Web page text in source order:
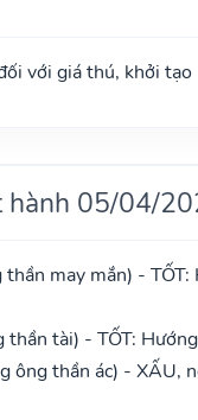
với giá thú, khởi tạo
hành 05/04/
may mắn) - TỐT:
thần tài) - TỐT:
ông thần ác) - XẤU,